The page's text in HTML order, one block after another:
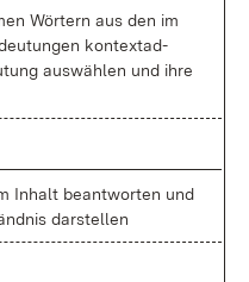
Wör­tern aus den im
kon­text­ad­
aus­wäh­len und ih­re
In­halt be­ant­wor­ten und
dar­stel­len